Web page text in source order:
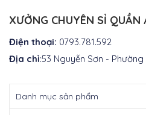
₫300.000.
XƯỞNG CHUYÊN SỈ QUẦN
Điện thoại: 0793.781.592
Địa chỉ:53 Nguyễn Sơn -
Danh mục sản phẩm